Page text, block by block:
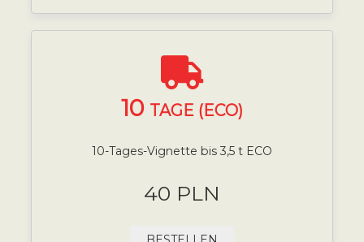
10 TAGE (ECO)
10-Tages-Vignette bis 3,5 t ECO
40 PLN